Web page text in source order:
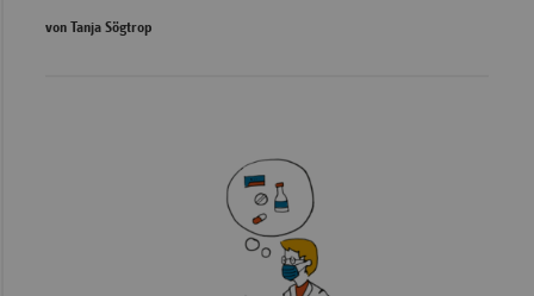
von Tanja Sögtrop